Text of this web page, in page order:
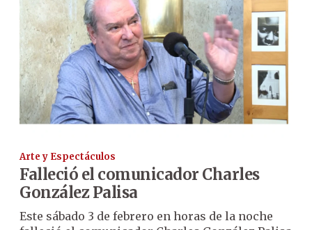
Arte y Espectáculos
Falleció el comunicador Charles
González Palisa
Este sábado 3 de febrero en horas de la noche